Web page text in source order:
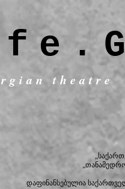
theatre
დაფინანსებულია